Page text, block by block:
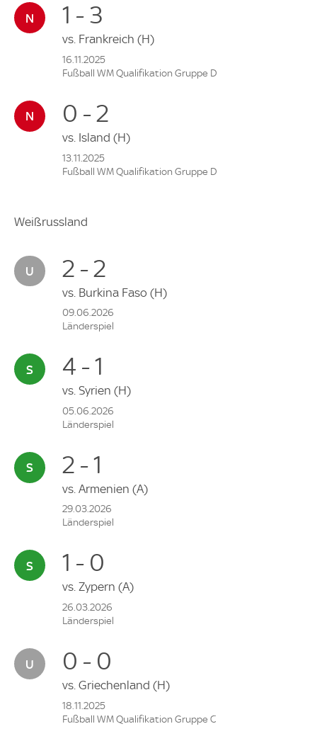
1 - 3
vs. Frankreich (H)
16.11.2025
Fußball WM Qualifikation Gruppe D
0 - 2
vs. Island (H)
13.11.2025
Fußball WM Qualifikation Gruppe D
Weißrussland
2 - 2
vs. Burkina Faso (H)
09.06.2026
Länderspiel
4 - 1
vs. Syrien (H)
05.06.2026
Länderspiel
2 - 1
vs. Armenien (A)
29.03.2026
Länderspiel
1 - 0
vs. Zypern (A)
26.03.2026
Länderspiel
0 - 0
vs. Griechenland (H)
18.11.2025
Fußball WM Qualifikation Gruppe C